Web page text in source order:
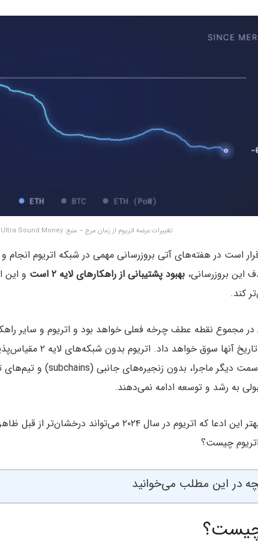
تغییرات عرضه اتریوم از زمان مرج – منبع: Ultra Sound Money
این بروزرسانی، بهبود پشتیبانی از راهکارهای لایه ۲ است
و این
بزرگترین سال تاریخ
به رشد و توسعه ادامه نمی‌دهند.
اما برای درک بهتر این ادعا که اتریوم در سال ۲۰۲۴
اتریوم چیست؟
در این مطلب می‌خوانید
چیست؟